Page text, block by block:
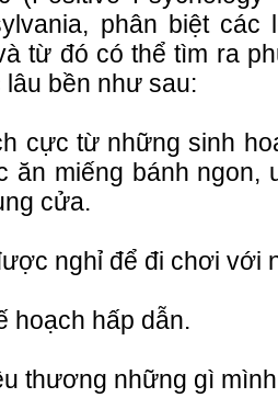
phân biệt các
từ đó có thể tìm ra
bền như sau:
cực từ những sinh
ăn miếng bánh ngon,
cửa.
nghỉ để đi chơi với
hoạch hấp dẫn.
thương những gì